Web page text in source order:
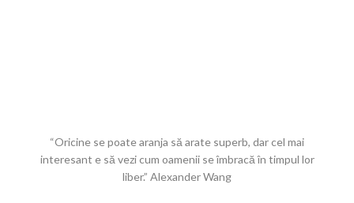
“Oricine se poate aranja să arate superb, dar cel mai
interesant e să vezi cum oamenii se îmbracă în timpul lor
liber.” Alexander Wang